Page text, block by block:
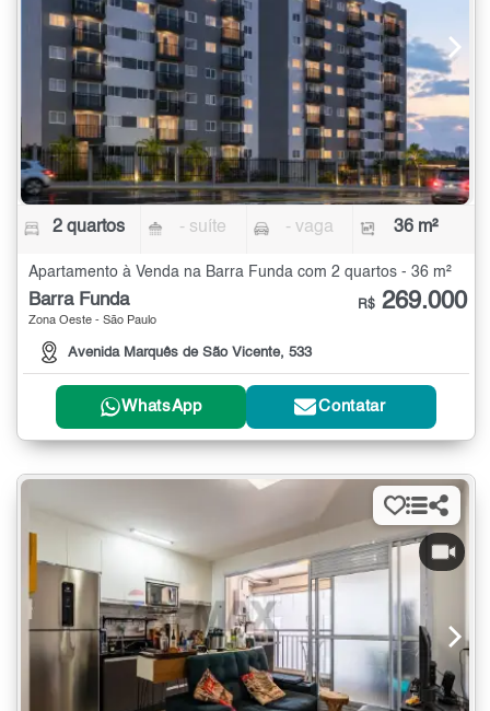
2 quartos - suíte - vaga 36 m²
Apartamento à Venda na Barra Funda com 2 quartos - 36 m²
Barra Funda
Zona Oeste - São Paulo
Avenida Marquês de São Vicente, 533
R$ 269.000
WhatsApp Contatar